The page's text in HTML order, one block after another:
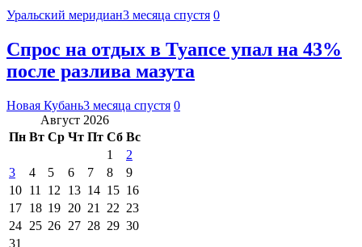
Уральский меридиан3 месяца спустя 0
Спрос на отдых в Туапсе упал на 43%
после разлива мазута
Новая Кубань3 месяца спустя 0
Август 2026
Пн Вт Ср Чт Пт Сб Вс
1
2
3
4 5 6 7 8
9
10 11 12 13 14 15 16
17 18 19 20 21 22 23
24 25 26 27 28 29 30
31